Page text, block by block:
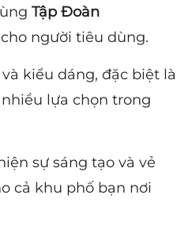
Tập Đoàn
người tiêu dùng.
kiểu dáng, đặc biệt là
lựa chọn trong
sự sáng tạo và vẻ
cả khu phố bạn nơi